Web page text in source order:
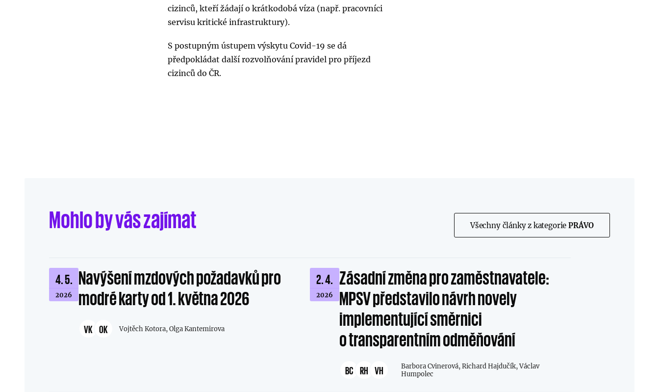
cizinců, kteří žádají o krátkodobá víza (např. pracovníci
servisu kritické infrastruktury).
S postupným ústupem výskytu Covid-19 se dá
předpokládat další rozvolňování pravidel pro příjezd
cizinců do ČR.
Mohlo by vás zajímat Všechny články z kategorie PRÁVO
4. 5.
2026
Navýšení mzdových požadavků pro
modré karty od 1. května 2026
VK OK Vojtěch Kotora,Olga Kantemirova
2. 4.
2026
Zásadní změna pro zaměstnavatele:
MPSV představilo návrh novely
implementující směrnici
o transparentním odměňování
BC RH VH Barbora Cvinerová,Richard Hajdučík,Václav
Humpolec